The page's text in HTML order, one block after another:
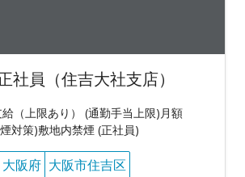
社員（住吉大社支店）
（上限あり） (通勤手当上限)月額
対策)敷地内禁煙 (正社員)
大阪府 大阪市住吉区